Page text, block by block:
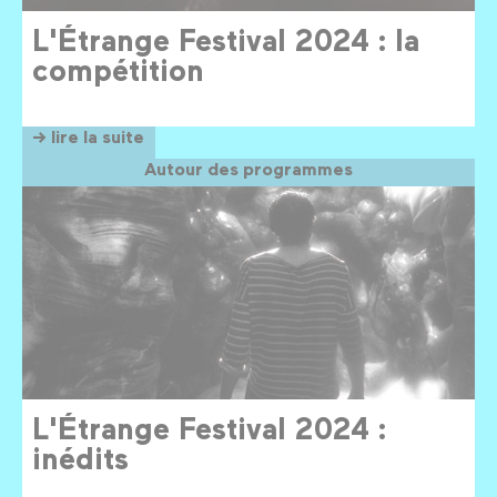
L'Étrange Festival 2024 : la
compétition
→ lire la suite
Autour des programmes
L'Étrange Festival 2024 :
inédits